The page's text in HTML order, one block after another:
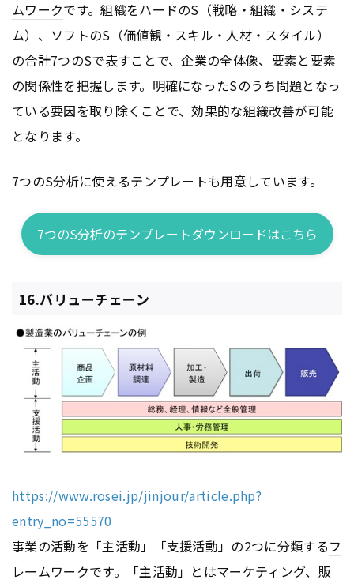
ムワークです。組織をハードのS（戦略・組織・システ
ム）、ソフトのS（価値観・スキル・人材・スタイル）
の合計7つのSで表すことで、企業の全体像、要素と要素
の関係性を把握します。明確になったSのうち問題となっ
ている要因を取り除くことで、効果的な組織改善が可能
となります。
7つのS分析に使えるテンプレートも用意しています。
7つのS分析のテンプレートダウンロードはこちら
16.バリューチェーン
https://www.rosei.jp/jinjour/article.php?
entry_no=55570
事業の活動を「主活動」「支援活動」の2つに分類するフ
レームワークです。「主活動」とはマーケティング、販